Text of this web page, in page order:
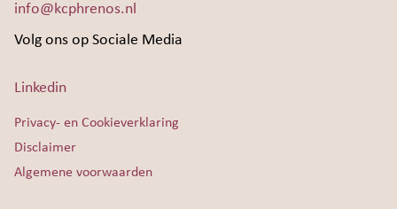
info@kcphrenos.nl
Volg ons op Sociale Media
Linkedin
Privacy- en Cookieverklaring
Disclaimer
Algemene voorwaarden